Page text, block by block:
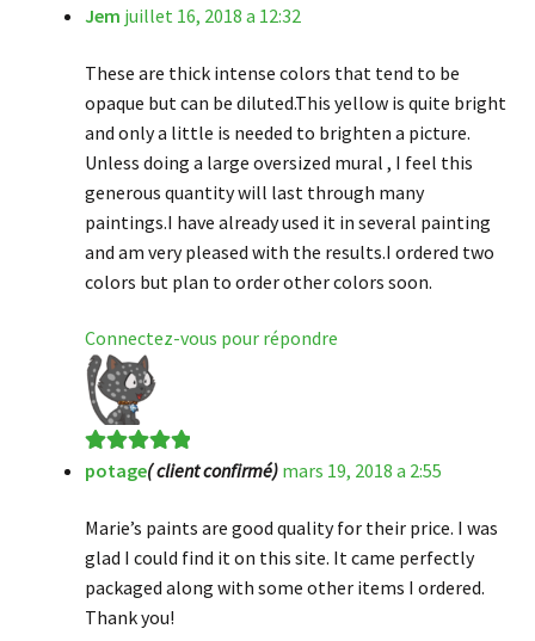
Note5sur 5
Jem juillet 16, 2018 a 12:32
These are thick intense colors that tend to be
opaque but can be diluted.This yellow is quite bright
and only a little is needed to brighten a picture.
Unless doing a large oversized mural , I feel this
generous quantity will last through many
paintings.I have already used it in several painting
and am very pleased with the results.I ordered two
colors but plan to order other colors soon.
Connectez-vous pour répondre
Note5sur 5
potage( client confirmé) mars 19, 2018 a 2:55
Marie’s paints are good quality for their price. I was
glad I could find it on this site. It came perfectly
packaged along with some other items I ordered.
Thank you!